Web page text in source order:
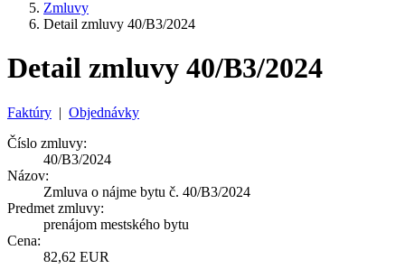
Zmluvy
Detail zmluvy 40/B3/2024
Detail zmluvy 40/B3/2024
Faktúry | Objednávky
Číslo zmluvy:
40/B3/2024
Názov:
Zmluva o nájme bytu č. 40/B3/2024
Predmet zmluvy:
prenájom mestského bytu
Cena:
82,62 EUR